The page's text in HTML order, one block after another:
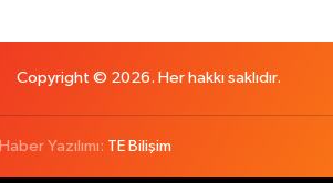
Copyright © 2026. Her hakkı saklıdır.
Haber Yazılımı: TE Bilişim